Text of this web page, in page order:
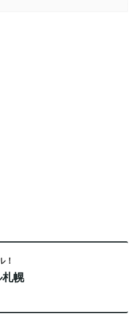
！
幌